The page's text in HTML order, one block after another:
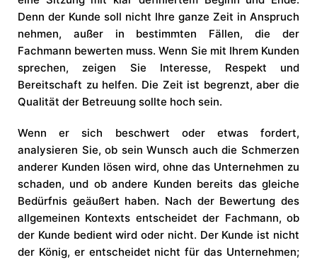
Denn der Kunde soll nicht Ihre ganze Zeit in Anspruch
nehmen, außer in bestimmten Fällen, die der
Fachmann bewerten muss. Wenn Sie mit Ihrem Kunden
sprechen, zeigen Sie Interesse, Respekt und
Bereitschaft zu helfen. Die Zeit ist begrenzt, aber die
Qualität der Betreuung sollte hoch sein.
Wenn er sich beschwert oder etwas fordert,
analysieren Sie, ob sein Wunsch auch die Schmerzen
anderer Kunden lösen wird, ohne das Unternehmen zu
schaden, und ob andere Kunden bereits das gleiche
Bedürfnis geäußert haben. Nach der Bewertung des
allgemeinen Kontexts entscheidet der Fachmann, ob
der Kunde bedient wird oder nicht. Der Kunde ist nicht
der König, er entscheidet nicht für das Unternehmen;